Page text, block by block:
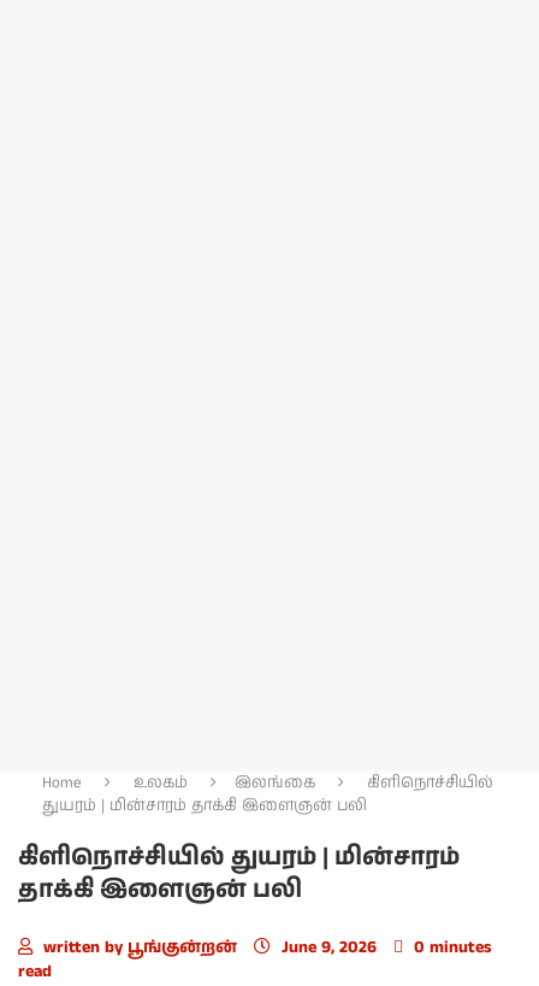
Home உலகம் இலங்கை
கிளிநொச்சியில்
துயரம் | மின்சாரம் தாக்கி இளைஞன் பலி
கிளிநொச்சியில் துயரம் | மின்சாரம்
தாக்கி இளைஞன் பலி
written by பூங்குன்றன் June 9, 2026
0 minutes
read